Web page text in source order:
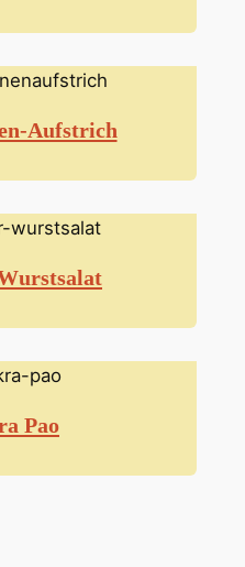
Aufstrich
Pao